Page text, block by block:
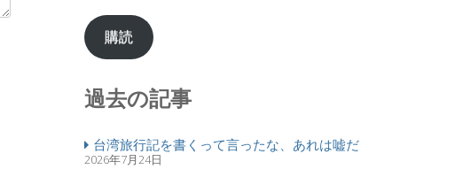
購読
過去の記事
台湾旅行記を書くって言ったな、あれは嘘だ
2026年7月24日